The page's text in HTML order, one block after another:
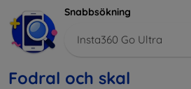
Snabbsökning
Insta360 Go Ultra
Fodral och skal